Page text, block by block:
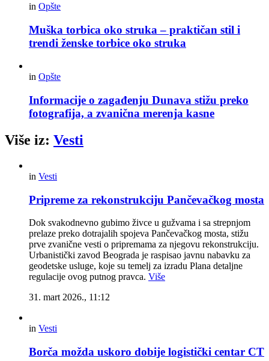
in Opšte
Muška torbica oko struka – praktičan stil i
trendi ženske torbice oko struka
in Opšte
Informacije o zagađenju Dunava stižu preko
fotografija, a zvanična merenja kasne
Više iz: Vesti
in Vesti
Pripreme za rekonstrukciju Pančevačkog mosta
Dok svakodnevno gubimo živce u gužvama i sa strepnjom
prelaze preko dotrajalih spojeva Pančevačkog mosta, stižu
prve zvanične vesti o pripremama za njegovu rekonstrukciju.
Urbanistički zavod Beograda je raspisao javnu nabavku za
geodetske usluge, koje su temelj za izradu Plana detaljne
regulacije ovog putnog pravca. Više
31. mart 2026., 11:12
in Vesti
Borča možda uskoro dobije logistički centar CT